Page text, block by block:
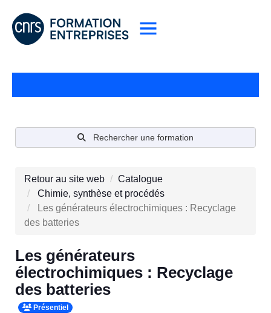
Rechercher une formation
Retour au site web
Catalogue
Chimie, synthèse et procédés
Les générateurs électrochimiques : Recyclage
des batteries
Les générateurs
électrochimiques : Recyclage
des batteries
Présentiel